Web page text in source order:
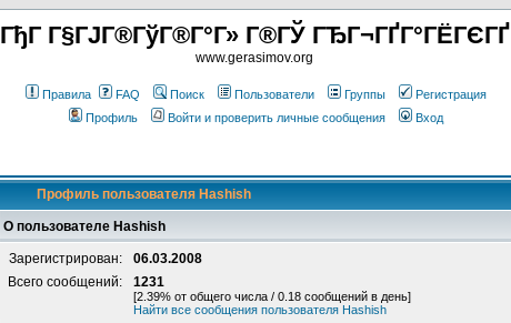
ГђГ Г§ГЈГ®ГўГ®Г°Г» Г®ГЎ ГЂГ¬ГҐГ°ГЁГЄГҐ
www.gerasimov.org
Правила FAQ Поиск Пользователи Группы
Регистрация
Профиль
Войти и проверить личные сообщения Вход
Профиль пользователя Hashish
О пользователе Hashish
Зарегистрирован:
06.03.2008
Всего сообщений:
1231
[2.39% от общего числа / 0.18 сообщений в день]
Найти все сообщения пользователя Hashish